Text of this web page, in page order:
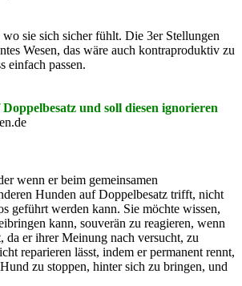
sie sich sicher fühlt. Die 3er Stellungen
Wesen, das wäre auch kontraproduktiv zu
einfach passen.
und soll diesen ignorieren
wenn er beim gemeinsamen
Hunden auf Doppelbesatz trifft, nicht
geführt werden kann. Sie möchte wissen,
kann, souverän zu reagieren, wenn
er ihrer Meinung nach versucht, zu
reparieren lässt, indem er permanent rennt,
zu stoppen, hinter sich zu bringen, und